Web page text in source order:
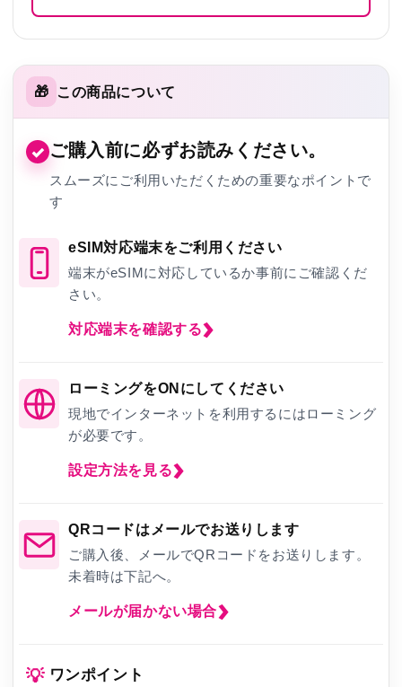
🎁 この商品について
✓ ご購入前に必ずお読みください。
スムーズにご利用いただくための重要なポイントで
す
eSIM対応端末をご利用ください
端末がeSIMに対応しているか事前にご確認くだ
さい。
対応端末を確認する
ローミングをONにしてください
現地でインターネットを利用するにはローミング
が必要です。
設定方法を見る
QRコードはメールでお送りします
ご購入後、メールでQRコードをお送りします。
未着時は下記へ。
メールが届かない場合
💡 ワンポイント